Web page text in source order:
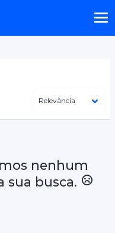
nenhum
sua busca.